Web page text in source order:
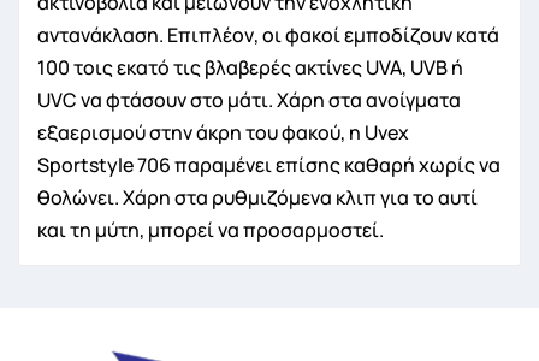
αντανάκλαση. Επιπλέον, οι φακοί εμποδίζουν κατά
100 τοις εκατό τις βλαβερές ακτίνες UVA, UVB ή
UVC να φτάσουν στο μάτι. Χάρη στα ανοίγματα
εξαερισμού στην άκρη του φακού, η Uvex
Sportstyle 706 παραμένει επίσης καθαρή χωρίς να
θολώνει. Χάρη στα ρυθμιζόμενα κλιπ για το αυτί
και τη μύτη, μπορεί να προσαρμοστεί.